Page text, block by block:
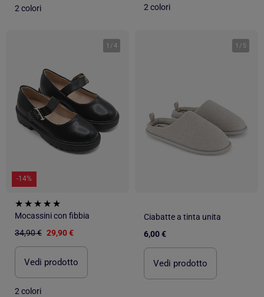
2 colori 2 colori
1 /4
-14%
Mocassini con fibbia
34,90 € 29,90 €
Vedi prodotto
2 colori
1 / 5
Ciabatte a tinta unita
6,00 €
Vedi prodotto